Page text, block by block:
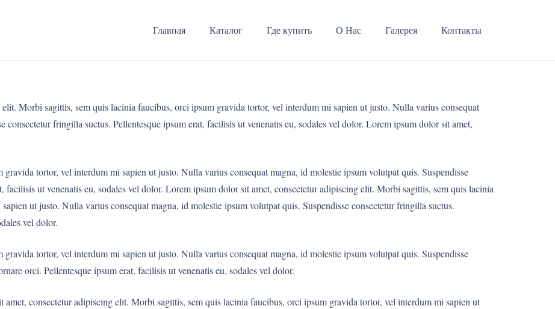
Главная Каталог Где купить О Нас Галерея Контакты
Morbi sagittis, sem quis lacinia faucibus, orci ipsum gravida tortor, vel interdum mi sapien ut justo. Nulla varius consequat
consectetur fringilla suctus. Pellentesque ipsum erat, facilisis ut venenatis eu, sodales vel dolor. Lorem ipsum dolor sit amet,
tortor, vel interdum mi sapien ut justo. Nulla varius consequat magna, id molestie ipsum volutpat quis. Suspendisse
facilisis ut venenatis eu, sodales vel dolor. Lorem ipsum dolor sit amet, consectetur adipiscing elit. Morbi sagittis, sem quis lacinia
ut justo. Nulla varius consequat magna, id molestie ipsum volutpat quis. Suspendisse consectetur fringilla suctus.
vel dolor.
tortor, vel interdum mi sapien ut justo. Nulla varius consequat magna, id molestie ipsum volutpat quis. Suspendisse
orci. Pellentesque ipsum erat, facilisis ut venenatis eu, sodales vel dolor.
amet, consectetur adipiscing elit. Morbi sagittis, sem quis lacinia faucibus, orci ipsum gravida tortor, vel interdum mi sapien ut